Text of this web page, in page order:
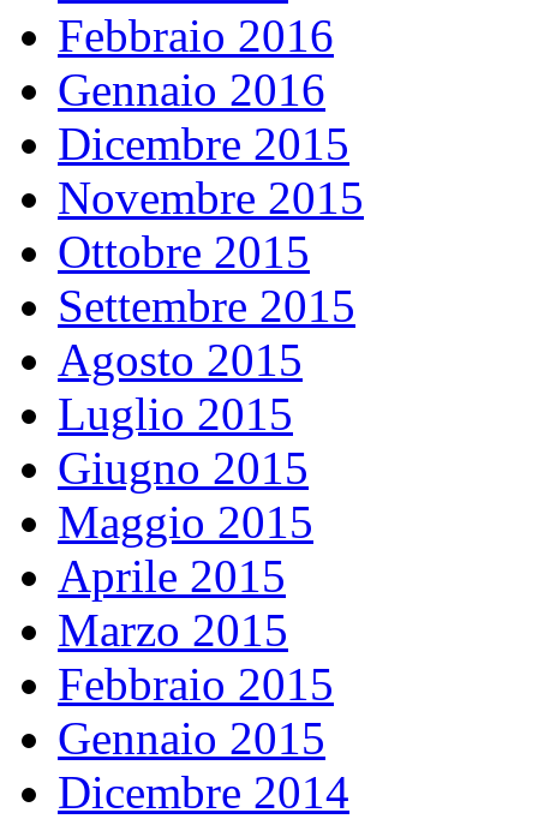
Febbraio 2016
Gennaio 2016
Dicembre 2015
Novembre 2015
Ottobre 2015
Settembre 2015
Agosto 2015
Luglio 2015
Giugno 2015
Maggio 2015
Aprile 2015
Marzo 2015
Febbraio 2015
Gennaio 2015
Dicembre 2014